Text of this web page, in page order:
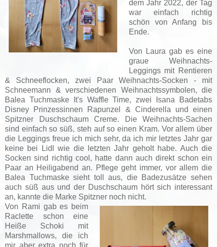
dem Jahr 2022, der Tag
war einfach richtig
schön von Anfang bis
Ende.
Von Laura gab es eine
graue Weihnachts-
Leggings mit Rentieren
& Schneeflocken, zwei Paar Weihnachts-Socken - mit
Schneemann & verschiedenen Weihnachtssymbolen, die
Balea Tuchmaske It's Waffle Time, zwei Isana Badetabs
Disney Prinzessinnen Rapunzel & Cinderella und einen
Spitzner Duschschaum Creme. Die Weihnachts-Sachen
sind einfach so süß, steh auf so einen Kram. Vor allem über
die Leggings freue ich mich sehr, da ich mir letztes Jahr gar
keine bei Lidl wie die letzten Jahr geholt habe. Auch die
Socken sind richtig cool, hatte dann auch direkt schon ein
Paar an Heiligabend an. Pflege geht immer, vor allem die
Balea Tuchmaske sieht toll aus, die Badezusätze sehen
auch süß aus und der Duschschaum hört sich interessant
an, kannte die Marke Spitzner noch nicht.
Von Rami gab es beim
Raclette schon eine
Heiße Schoki mit
Marshmallows, die ich
mir aber extra noch für